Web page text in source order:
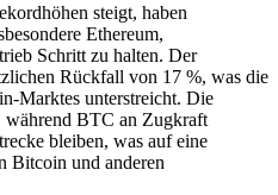
steigt, haben
Ethereum,
Schritt zu halten. Der
Rückfall von 17 %, was die
Marktes unterstreicht. Die
während BTC an Zugkraft
bleiben, was auf eine
Bitcoin und anderen